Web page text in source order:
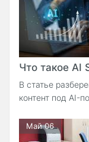
Что такое AI
В статье
контент под AI-
Май 06